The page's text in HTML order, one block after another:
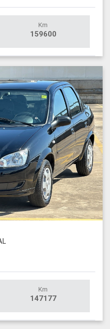
Km
159600
Km
147177